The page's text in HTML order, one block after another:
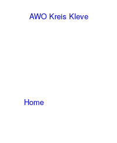
Home